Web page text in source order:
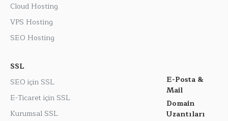
Cloud Hosting
VPS Hosting
SEO Hosting
SSL
SEO için SSL
E-Ticaret için SSL
Kurumsal SSL
E-Posta &
Mail
Domain
Uzantıları